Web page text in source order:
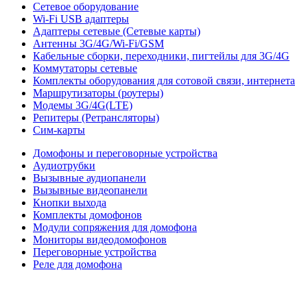
Сетевое оборудование
Wi-Fi USB адаптеры
Адаптеры сетевые (Сетевые карты)
Антенны 3G/4G/Wi-Fi/GSM
Кабельные сборки, переходники, пигтейлы для 3G/4G
Коммутаторы сетевые
Комплекты оборудования для сотовой связи, интернета
Маршрутизаторы (роутеры)
Модемы 3G/4G(LTE)
Репитеры (Ретрансляторы)
Сим-карты
Домофоны и переговорные устройства
Аудиотрубки
Вызывные аудиопанели
Вызывные видеопанели
Кнопки выхода
Комплекты домофонов
Модули сопряжения для домофона
Мониторы видеодомофонов
Переговорные устройства
Реле для домофона